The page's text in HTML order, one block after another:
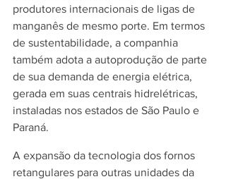
produtores internacionais de ligas de
manganês de mesmo porte. Em termos
de sustentabilidade, a companhia
também adota a autoprodução de parte
de sua demanda de energia elétrica,
gerada em suas centrais hidrelétricas,
instaladas nos estados de São Paulo e
Paraná.
A expansão da tecnologia dos fornos
retangulares para outras unidades da